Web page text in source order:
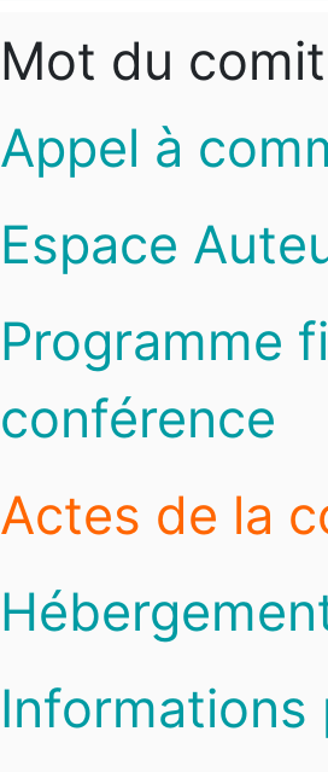
Mot du
Appel à
Espace
Programme
conférence
Actes de la
Informations